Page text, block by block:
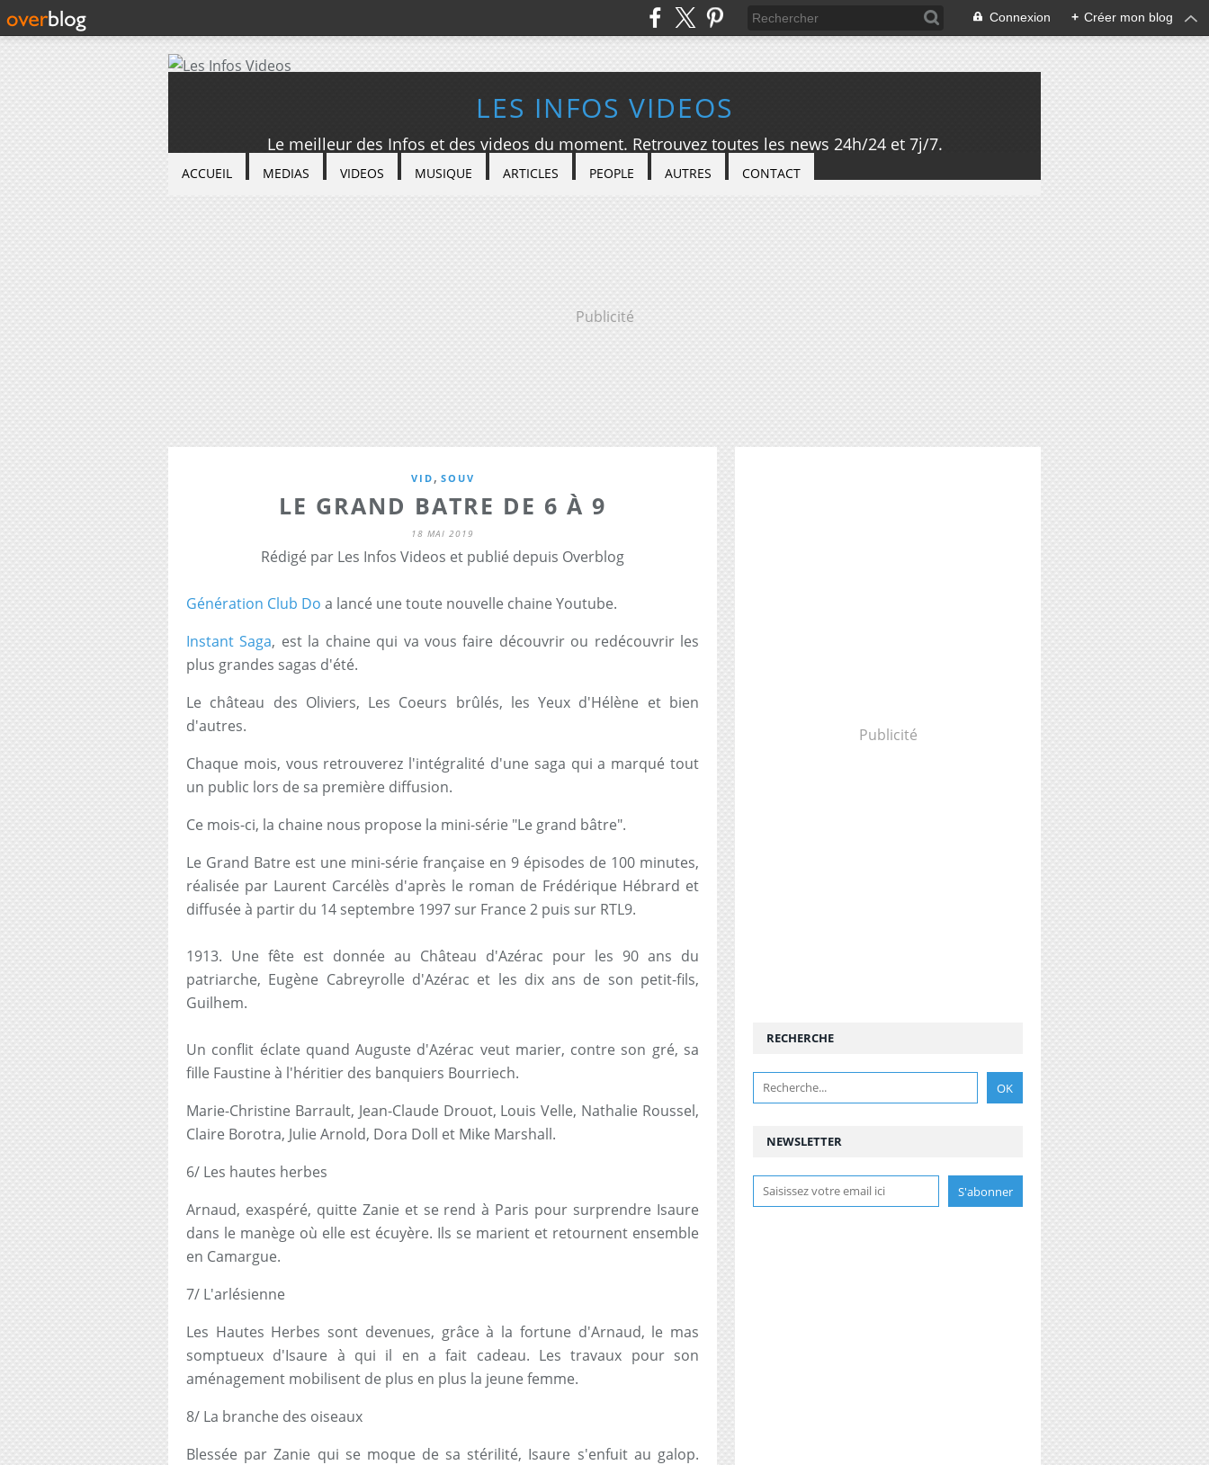
Connexion + Créer mon blog
LES INFOS VIDEOS
Le meilleur des Infos et des videos du moment. Retrouvez toutes les news 24h/24 et 7j/7.
ACCUEIL MEDIAS VIDEOS MUSIQUE ARTICLES PEOPLE AUTRES CONTACT
Publicité
VID , SOUV
LE GRAND BATRE DE 6 À 9
18 MAI 2019
Rédigé par Les Infos Videos et publié depuis Overblog
Génération Club Do a lancé une toute nouvelle chaine Youtube.
Instant Saga, est la chaine qui va vous faire découvrir ou redécouvrir les
plus grandes sagas d'été.
Le château des Oliviers, Les Coeurs brûlés, les Yeux d'Hélène et bien
d'autres.
Chaque mois, vous retrouverez l'intégralité d'une saga qui a marqué tout
un public lors de sa première diffusion.
Ce mois-ci, la chaine nous propose la mini-série "Le grand bâtre".
Le Grand Batre est une mini-série française en 9 épisodes de 100 minutes,
réalisée par Laurent Carcélès d'après le roman de Frédérique Hébrard et
diffusée à partir du 14 septembre 1997 sur France 2 puis sur RTL9.
1913. Une fête est donnée au Château d'Azérac pour les 90 ans du
patriarche, Eugène Cabreyrolle d'Azérac et les dix ans de son petit-fils,
Guilhem.
Un conflit éclate quand Auguste d'Azérac veut marier, contre son gré, sa
fille Faustine à l'héritier des banquiers Bourriech.
Marie-Christine Barrault, Jean-Claude Drouot, Louis Velle, Nathalie Roussel,
Claire Borotra, Julie Arnold, Dora Doll et Mike Marshall.
6/ Les hautes herbes
Arnaud, exaspéré, quitte Zanie et se rend à Paris pour surprendre Isaure
dans le manège où elle est écuyère. Ils se marient et retournent ensemble
en Camargue.
7/ L'arlésienne
Les Hautes Herbes sont devenues, grâce à la fortune d'Arnaud, le mas
somptueux d'Isaure à qui il en a fait cadeau. Les travaux pour son
aménagement mobilisent de plus en plus la jeune femme.
8/ La branche des oiseaux
Blessée par Zanie qui se moque de sa stérilité, Isaure s'enfuit au galop.
Publicité
NEWSLETTER
RECHERCHE